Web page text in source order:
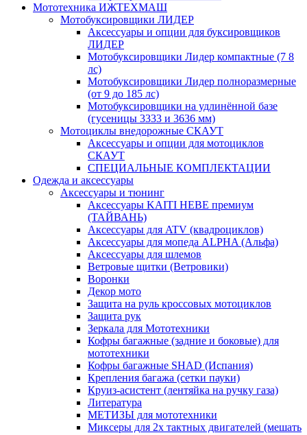
Мототехника ИЖТЕХМАШ
Мотобуксировщики ЛИДЕР
Аксессуары и опции для буксировщиков
ЛИДЕР
Мотобуксировщики Лидер компактные (7 8
лс)
Мотобуксировщики Лидер полноразмерные
(от 9 до 185 лс)
Мотобуксировщики на удлинённой базе
(гусеницы 3333 и 3636 мм)
Мотоциклы внедорожные СКАУТ
Аксессуары и опции для мотоциклов
СКАУТ
СПЕЦИАЛЬНЫЕ КОМПЛЕКТАЦИИ
Одежда и аксессуары
Аксессуары и тюнинг
Аксессуары KAITI HEBE премиум
(ТАЙВАНЬ)
Аксессуары для ATV (квадроциклов)
Аксессуары для мопеда ALPHA (Альфа)
Аксессуары для шлемов
Ветровые щитки (Ветровики)
Воронки
Декор мото
Защита на руль кроссовых мотоциклов
Защита рук
Зеркала для Мототехники
Кофры багажные (задние и боковые) для
мототехники
Кофры багажные SHAD (Испания)
Крепления багажа (сетки пауки)
Круиз-асистент (лентяйка на ручку газа)
Литература
МЕТИЗЫ для мототехники
Миксеры для 2х тактных двигателей (мешать